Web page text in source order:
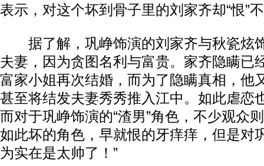
表示，对这个坏到骨子里的刘家齐却“恨”
据了解，巩峥饰演的刘家齐与秋瓷炫
夫妻，因为贪图名利与富贵。家齐隐瞒已
富家小姐再次结婚，而为了隐瞒真相，他
甚至将结发夫妻秀秀推入江中。如此虐恋
而对于巩峥饰演的“渣男”角色，不少观众
如此坏的角色，早就恨的牙痒痒，但是对
为实在是太帅了！”